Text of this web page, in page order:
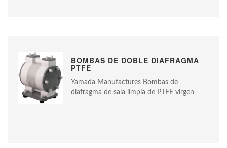
BOMBAS DE DOBLE DIAFRAGMA
PTFE
Yamada Manufactures Bombas de
diafragma de sala limpia de PTFE virgen